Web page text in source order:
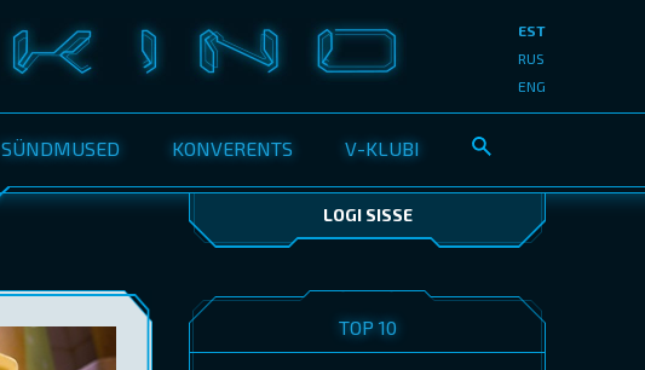
SÜNDMUSED KONVERENTS V-KLUBI
EST
RUS
ENG
LOGI SISSE
TOP 10